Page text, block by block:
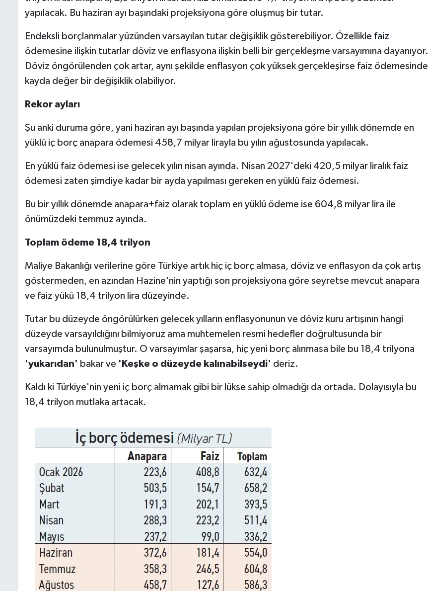
yapılacak. Bu haziran ayı başındaki projeksiyona göre oluşmuş bir tutar.
Endeksli borçlanmalar yüzünden varsayılan tutar değişiklik gösterebiliyor. Özellikle faiz
ödemesine ilişkin tutarlar döviz ve enflasyona ilişkin belli bir gerçekleşme varsayımına dayanıyor.
Döviz öngörülenden çok artar, aynı şekilde enflasyon çok yüksek gerçekleşirse faiz ödemesinde
kayda değer bir değişiklik olabiliyor.
Rekor ayları
Şu anki duruma göre, yani haziran ayı başında yapılan projeksiyona göre bir yıllık dönemde en
yüklü iç borç anapara ödemesi 458,7 milyar lirayla bu yılın ağustosunda yapılacak.
En yüklü faiz ödemesi ise gelecek yılın nisan ayında. Nisan 2027'deki 420,5 milyar liralık faiz
ödemesi zaten şimdiye kadar bir ayda yapılması gereken en yüklü faiz ödemesi.
Bu bir yıllık dönemde anapara+faiz olarak toplam en yüklü ödeme ise 604,8 milyar lira ile
önümüzdeki temmuz ayında.
Toplam ödeme 18,4 trilyon
Maliye Bakanlığı verilerine göre Türkiye artık hiç iç borç almasa, döviz ve enflasyon da çok artış
göstermeden, en azından Hazine'nin yaptığı son projeksiyona göre seyretse mevcut anapara
ve faiz yükü 18,4 trilyon lira düzeyinde.
Tutar bu düzeyde öngörülürken gelecek yılların enflasyonunun ve döviz kuru artışının hangi
düzeyde varsayıldığını bilmiyoruz ama muhtemelen resmi hedefler doğrultusunda bir
varsayımda bulunulmuştur. O varsayımlar şaşarsa, hiç yeni borç alınmasa bile bu 18,4 trilyona
'yukarıdan' bakar ve 'Keşke o düzeyde kalınabilseydi' deriz.
Kaldı ki Türkiye'nin yeni iç borç almamak gibi bir lükse sahip olmadığı da ortada. Dolayısıyla bu
18,4 trilyon mutlaka artacak.